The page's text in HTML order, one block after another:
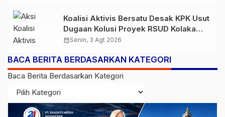
Koalisi Aktivis Bersatu Desak KPK Usut
Dugaan Kolusi Proyek RSUD Kolaka
Timur, Sejumlah Pejabat dan PT
Diperiksa
calendar_monthSenin, 3 Agt 2026
BACA BERITA BERDASARKAN KATEGORI
Baca Berita Berdasarkan Kategori